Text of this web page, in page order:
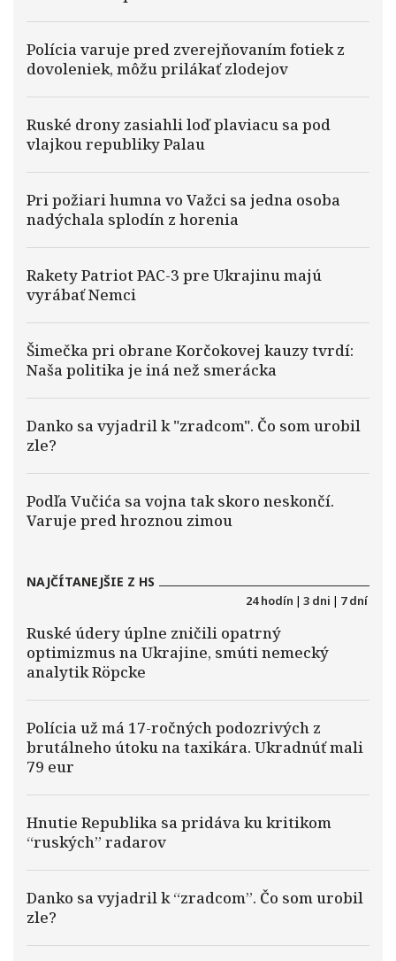
Polícia varuje pred zverejňovaním fotiek z
dovoleniek, môžu prilákať zlodejov
Ruské drony zasiahli loď plaviacu sa pod
vlajkou republiky Palau
Pri požiari humna vo Važci sa jedna osoba
nadýchala splodín z horenia
Rakety Patriot PAC-3 pre Ukrajinu majú
vyrábať Nemci
Šimečka pri obrane Korčokovej kauzy tvrdí:
Naša politika je iná než smerácka
Danko sa vyjadril k "zradcom". Čo som urobil
zle?
Podľa Vučića sa vojna tak skoro neskončí.
Varuje pred hroznou zimou
NAJČÍTANEJŠIE Z HS
24 hodín | 3 dni | 7 dní
Ruské údery úplne zničili opatrný
optimizmus na Ukrajine, smúti nemecký
analytik Röpcke
Polícia už má 17-ročných podozrivých z
brutálneho útoku na taxikára. Ukradnúť mali
79 eur
Hnutie Republika sa pridáva ku kritikom
“ruských” radarov
Danko sa vyjadril k “zradcom”. Čo som urobil
zle?